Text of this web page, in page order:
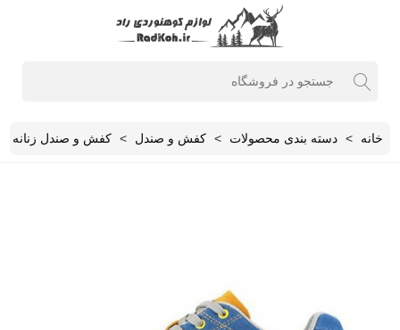
خانه > دسته بندی محصولات > کفش و صندل > کفش و صندل زنانه